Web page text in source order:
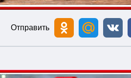
Отправить